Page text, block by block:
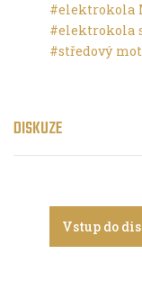
#elektrokola
#elektrokola
#středový
DISKUZE
Vstup do